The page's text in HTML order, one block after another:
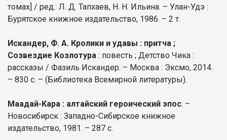
томах] / ред.: Л. Д. Тапхаев, Н. Н. Ильина. – Улан-Удэ :
Бурятское книжное издательство, 1986. – 2 т.
Искандер, Ф. А. Кролики и удавы : притча ;
Созвездие Козлотура : повесть ; Детство Чика :
рассказы / Фазиль Искандер. – Москва : Эксмо, 2014.
– 830 с. – (Библиотека Всемирной литературы).
Маадай-Кара : алтайский героический эпос. –
Новосибирск : Западно-Сибирское книжное
издательство, 1981. – 287 с.